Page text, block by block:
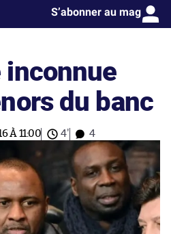
S’abonner au mag
du banc
À 11:00 4' 4